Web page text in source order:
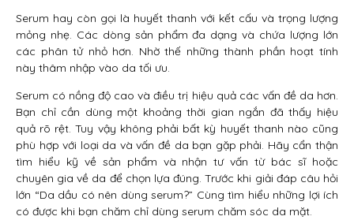
Serum hay còn gọi là huyết thanh với kết cấu và trọng lượng
mỏng nhẹ. Các dòng sản phẩm đa dạng và chứa lượng lớn
các phân tử nhỏ hơn. Nhờ thế những thành phần hoạt tính
này thâm nhập vào da tối ưu.
Serum có nồng độ cao và điều trị hiệu quả các vấn đề da hơn.
Bạn chỉ cần dùng một khoảng thời gian ngắn đã thấy hiệu
quả rõ rệt. Tuy vậy không phải bất kỳ huyết thanh nào cũng
phù hợp với loại da và vấn đề da bạn gặp phải. Hãy cẩn thận
tìm hiểu kỹ về sản phẩm và nhận tư vấn từ bác sĩ hoặc
chuyên gia về da để chọn lựa đúng. Trước khi giải đáp câu hỏi
lớn “Da dầu có nên dùng serum?” Cùng tìm hiểu những lợi ích
có được khi bạn chăm chỉ dùng serum chăm sóc da mặt.